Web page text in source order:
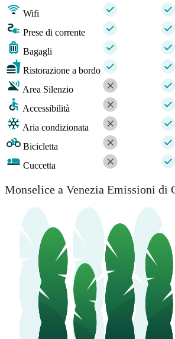
Wifi
Prese di corrente
Bagagli
Ristorazione a bordo
Area Silenzio
Accessibilità
Aria condizionata
Bicicletta
Cuccetta
Monselice a Venezia Emissioni di